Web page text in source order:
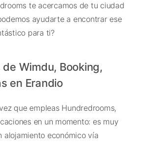
te acercamos de tu ciudad
ayudarte a encontrar ese
para ti?
Wimdu, Booking,
en Erandio
que empleas Hundredrooms,
en un momento: es muy
alojamiento económico vía